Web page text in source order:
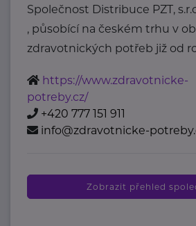
Společnost Distribuce PZT,
, působící na českém trhu v
zdravotnických potřeb již od
https://www.zdravotnicke-
potreby.cz/
+420 777 151 911
info@zdravotnicke-
Zobrazit přehled